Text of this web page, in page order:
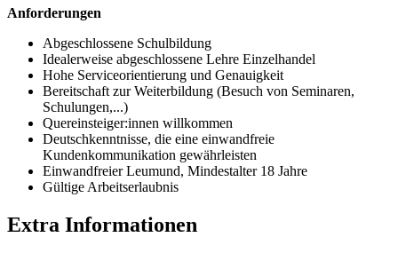
Anforderungen
Abgeschlossene Schulbildung
Idealerweise abgeschlossene Lehre Einzelhandel
Hohe Serviceorientierung und Genauigkeit
Bereitschaft zur Weiterbildung (Besuch von Seminaren,
Schulungen,...)
Quereinsteiger:innen willkommen
Deutschkenntnisse, die eine einwandfreie
Kundenkommunikation gewährleisten
Einwandfreier Leumund, Mindestalter 18 Jahre
Gültige Arbeitserlaubnis
Extra Informationen